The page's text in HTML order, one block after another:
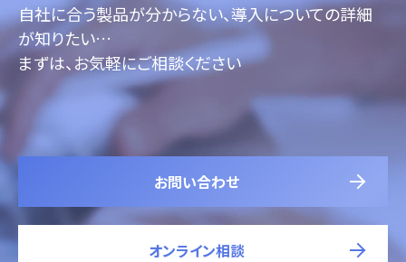
自社に合う製品が分からない、導入についての詳細
が知りたい…
まずは、お気軽にご相談ください
お問い合わせ
オンライン相談